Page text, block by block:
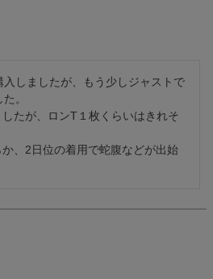
しましたが、もう少しジャストで
。
たが、ロンT１枚くらいはきれそ
、2日位の着用で蛇腹などが出始